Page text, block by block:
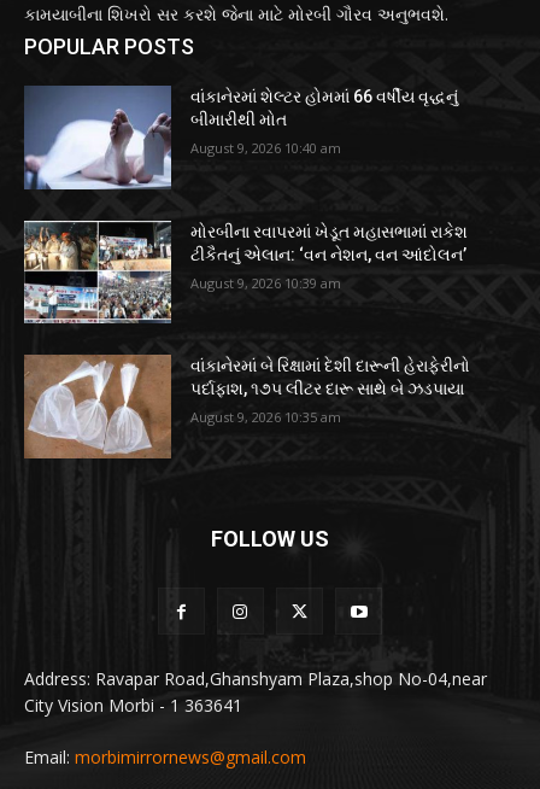
કામયાબીના શિખરો સર કરશે જેના માટે મોરબી ગૌરવ અનુભવશે.
POPULAR POSTS
વાંકાનેરમાં શેલ્ટર હોમમાં 66 વર્ષીય વૃદ્ધનું
બીમારીથી મોત
August 9, 2026 10:40 am
મોરબીના રવાપરમાં ખેડૂત મહાસભામાં રાકેશ
ટીકૈતનું એલાન: ‘વન નેશન, વન આંદોલન’
August 9, 2026 10:39 am
વાંકાનેરમાં બે રિક્ષામાં દેશી દારૂની હેરાફેરીનો
પર્દાફાશ, ૧૭૫ લીટર દારૂ સાથે બે ઝડપાયા
August 9, 2026 10:35 am
FOLLOW US
Address: Ravapar Road,Ghanshyam Plaza,shop No-04,near
City Vision Morbi - 1 363641
Email: morbimirrornews@gmail.com